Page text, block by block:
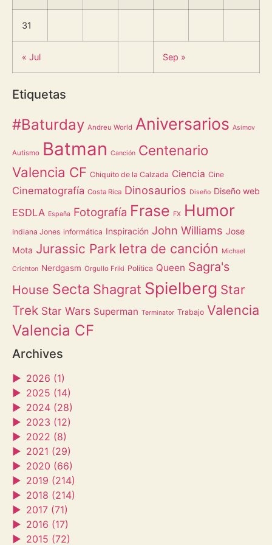
31
« Jul Sep »
Etiquetas
#Baturday Andreu World Aniversarios Asimov
Autismo Batman Canción Centenario
Valencia CF Chiquito de la Calzada Ciencia Cine
Cinematografía Costa Rica Dinosaurios Diseño Diseño web
ESDLA España Fotografía Frase FX Humor
Indiana Jones informática Inspiración John Williams Jose
Mota Jurassic Park letra de canción Michael
Crichton Nerdgasm Orgullo Friki Política Queen Sagra's
House Secta Shagrat Spielberg Star
Trek Star Wars Superman Terminator Trabajo Valencia
Valencia CF
Archives
► 2026 (1)
► 2025 (14)
► 2024 (28)
► 2023 (12)
► 2022 (8)
► 2021 (29)
► 2020 (66)
► 2019 (214)
► 2018 (214)
► 2017 (71)
► 2016 (17)
► 2015 (72)